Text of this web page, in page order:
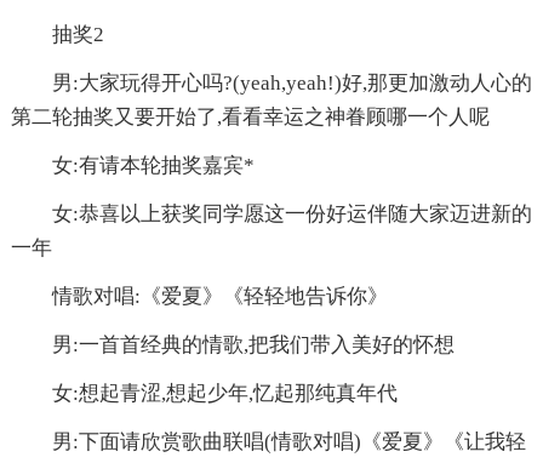
抽奖2
男:大家玩得开心吗?(yeah,yeah!)好,那更加激动人心的
第二轮抽奖又要开始了,看看幸运之神眷顾哪一个人呢
女:有请本轮抽奖嘉宾*
女:恭喜以上获奖同学愿这一份好运伴随大家迈进新的
一年
情歌对唱:《爱夏》《轻轻地告诉你》
男:一首首经典的情歌,把我们带入美好的怀想
女:想起青涩,想起少年,忆起那纯真年代
男:下面请欣赏歌曲联唱(情歌对唱)《爱夏》《让我轻